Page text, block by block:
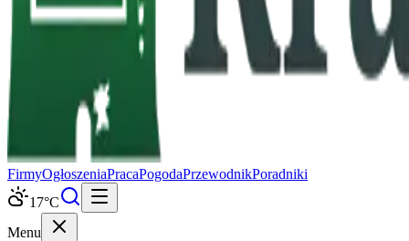
FirmyOgłoszeniaPracaPogodaPrzewodnikPoradniki
17°C
Menu